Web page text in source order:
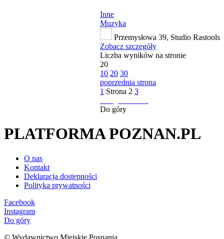
Inne
Muzyka
Przemysłowa 39, Studio Rastools
Zobacz szczegóły
Liczba wyników na stronie
20
10 20 30
poprzednia strona
1 Strona 2 3
Do góry
PLATFORMA POZNAN.PL
O nas
Kontakt
Deklaracja dostępności
Polityka prywatności
Facebook
Instagram
Do góry
© Wydawnictwo Miejskie Posnania